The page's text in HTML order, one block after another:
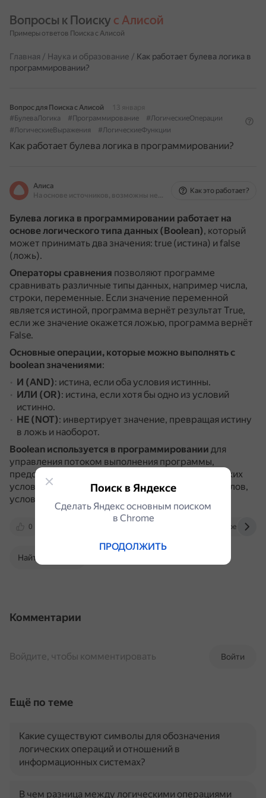
Вопросы к Поиску с Алисой
Примеры ответов Поиска с Алисой
Главная / Наука и образование / Как работает булева логика в
программировании?
Вопрос для Поиска с Алисой
13 января
#БулеваЛогика
#Программирование
#ЛогическиеОперации
#ЛогическиеВыражения
#ЛогическиеФункции
Как работает булева логика в программировании?
Алиса
На основе источников, возможны неточности
Как это работает?
Булева логика в программировании работает на
основе логического типа данных (Boolean), который
может принимать два значения: true (истина) и false
(ложь).
Операторы сравнения позволяют программе
сравнивать различные типы данных, например числа,
строки, переменные. Если значение переменной
является истиной, программа вернёт результат True,
если же значение окажется ложью, программа вернёт
False.
Основные операции, которые можно выполнять с
boolean значениями:
И (AND): истина, если оба условия истинны.
ИЛИ (OR): истина, если хотя бы одно из условий
истинно.
НЕ (NOT): инвертирует значение, превращая истину
в ложь и наоборот.
Boolean используется в программировании для
управления потоком выполнения программы,
представления результатов сравнений и логических
условий.Он помогает в создании условий для циклов,
условных конструкций и проверок.
0 ru.wikipedia.org
Найти в Поиске
Комментарии
Войти
Войдите, чтобы комментировать
Ещё по теме
Какие существуют символы для обозначения
логических операций и отношений в
информационных системах?
В чем разница между логическими операциями
Поиск в Яндексе
Сделать Яндекс основным поиском
в Сhrome
ПРОДОЛЖИТЬ